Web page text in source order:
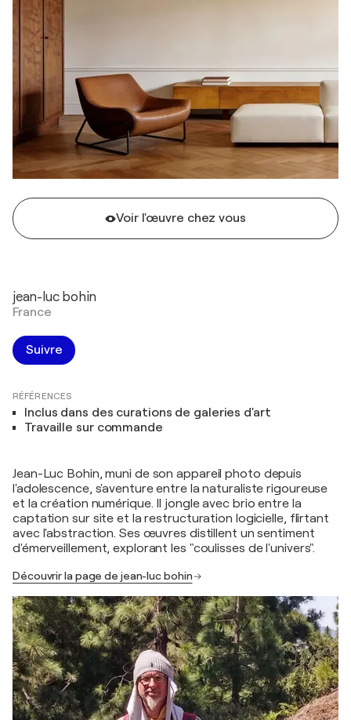
Voir l'œuvre chez vous
jean-luc bohin
France
Suivre
RÉFÉRENCES
Inclus dans des curations de galeries d'art
Travaille sur commande
Jean-Luc Bohin, muni de son appareil photo depuis
l'adolescence, s'aventure entre la naturaliste rigoureuse
et la création numérique. Il jongle avec brio entre la
captation sur site et la restructuration logicielle, flirtant
avec l'abstraction. Ses œuvres distillent un sentiment
d'émerveillement, explorant les "coulisses de l'univers".
Découvrir la page de jean-luc bohin